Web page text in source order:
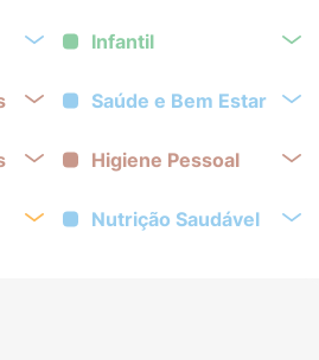
Infantil
Saúde e Bem Estar
Higiene Pessoal
Nutrição Saudável